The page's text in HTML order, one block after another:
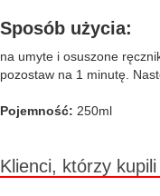
Sposób użycia:
na umyte i osuszone
pozostaw na 1 minutę.
Pojemność: 250ml
Klienci, którzy